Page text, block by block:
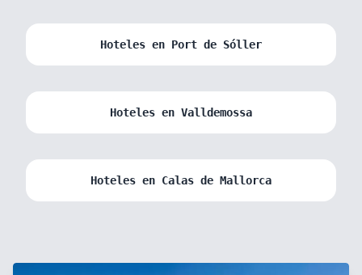
Hoteles en Port de Sóller
Hoteles en Valldemossa
Hoteles en Calas de Mallorca